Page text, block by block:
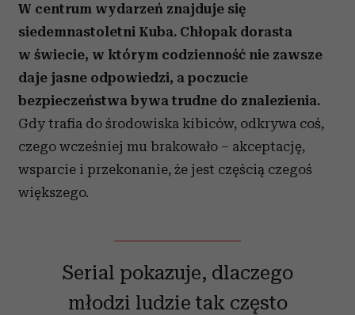
W centrum wydarzeń znajduje się
siedemnastoletni Kuba. Chłopak dorasta
w świecie, w którym codzienność nie zawsze
daje jasne odpowiedzi, a poczucie
bezpieczeństwa bywa trudne do znalezienia.
Gdy trafia do środowiska kibiców, odkrywa coś,
czego wcześniej mu brakowało – akceptację,
wsparcie i przekonanie, że jest częścią czegoś
większego.
Serial pokazuje, dlaczego
młodzi ludzie tak często